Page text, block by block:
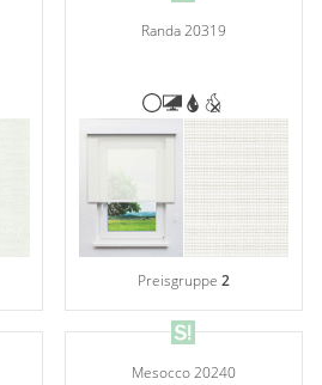
Randa 20319
Preisgruppe 2
Mesocco 20240